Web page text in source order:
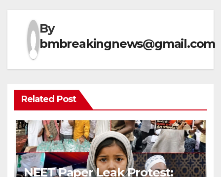
By
bmbreakingnews@gmail.com
Related Post
NEET Paper Leak Protest: